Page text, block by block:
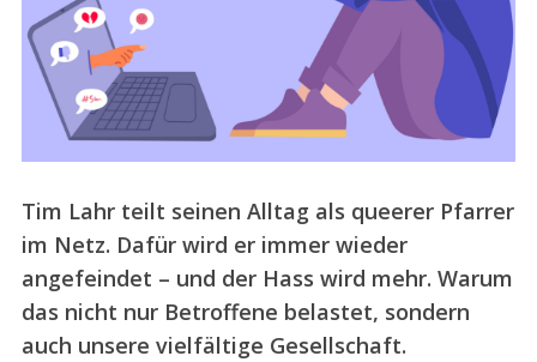
Tim Lahr teilt seinen Alltag als queerer Pfarrer
im Netz. Dafür wird er immer wieder
angefeindet – und der Hass wird mehr. Warum
das nicht nur Betroffene belastet, sondern
auch unsere vielfältige Gesellschaft.